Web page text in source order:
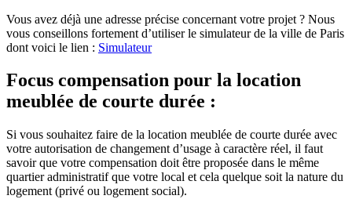
Vous avez déjà une adresse précise concernant votre projet ? Nous
vous conseillons fortement d’utiliser le simulateur de la ville de Paris
dont voici le lien : Simulateur
Focus compensation pour la location
meublée de courte durée :
Si vous souhaitez faire de la location meublée de courte durée avec
votre autorisation de changement d’usage à caractère réel, il faut
savoir que votre compensation doit être proposée dans le même
quartier administratif que votre local et cela quelque soit la nature du
logement (privé ou logement social).